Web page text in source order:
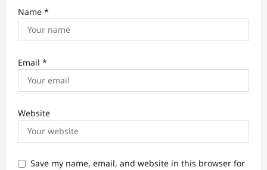
Name *
Email *
Website
Save my name, email, and website in this browser for